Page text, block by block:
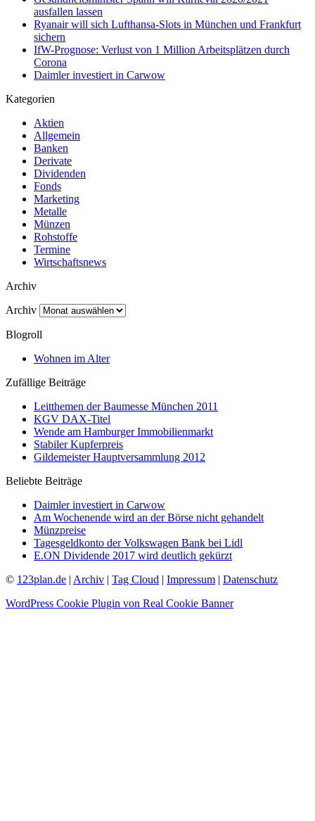
ausfallen lassen
Ryanair will sich Lufthansa-Slots in München und Frankfurt
sichern
IfW-Prognose: Verlust von 1 Million Arbeitsplätzen durch
Corona
Daimler investiert in Carwow
Kategorien
Aktien
Allgemein
Banken
Derivate
Dividenden
Fonds
Marketing
Metalle
Münzen
Rohstoffe
Termine
Wirtschaftsnews
Archiv
Archiv
Blogroll
Wohnen im Alter
Zufällige Beiträge
Leitthemen der Baumesse München 2011
KGV DAX-Titel
Wende am Hamburger Immobilienmarkt
Stabiler Kupferpreis
Gildemeister Hauptversammlung 2012
Beliebte Beiträge
Daimler investiert in Carwow
Am Wochenende wird an der Börse nicht gehandelt
Münzpreise
Tagesgeldkonto der Volkswagen Bank bei Lidl
E.ON Dividende 2017 wird deutlich gekürzt
© 123plan.de | Archiv | Tag Cloud | Impressum | Datenschutz
WordPress Cookie Plugin von Real Cookie Banner